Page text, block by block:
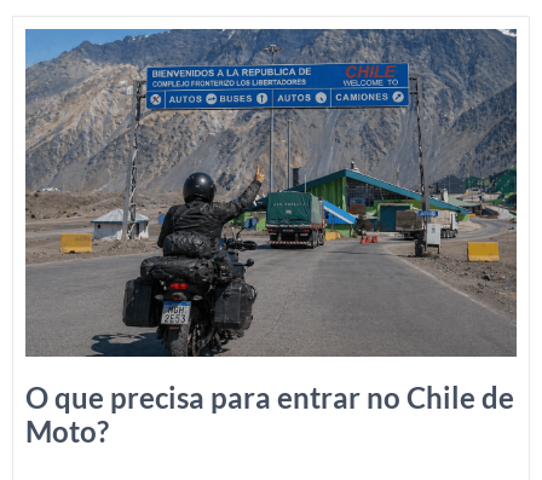
O que precisa para entrar no Chile de
Moto?